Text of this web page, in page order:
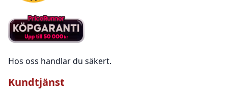
Hos oss handlar du säkert.
Kundtjänst